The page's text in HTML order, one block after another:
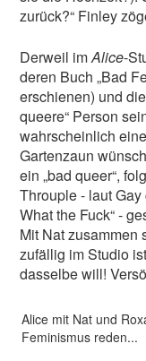
zurück?“ Finley
Derweil imAlice-
deren Buch „Bad
erschienen) und
queere“ Person
wahrscheinlich
Gartenzaun
ein „bad queer“,
Throuple - laut
What the Fuck“ -
Mit Nat zusammen
zufällig im Studio
dasselbe will!
Alice mit Nat und
Feminismus reden...